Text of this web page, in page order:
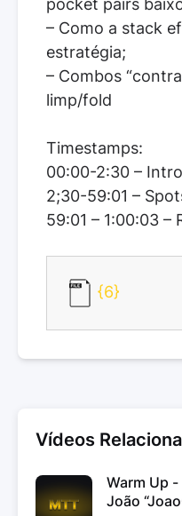
pocket pairs
– Como a stack
estratégia;
– Combos
limp/fold
Timestamps:
00:00-2:30 –
2;30-59:01 –
59:01 – 1:00:03 –
{6}
Vídeos
Warm Up
João